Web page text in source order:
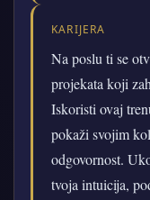
KARIJERA
Na poslu ti se
projekata koji
Iskoristi ovaj
pokaži svojim
odgovornost.
tvoja intuicija,